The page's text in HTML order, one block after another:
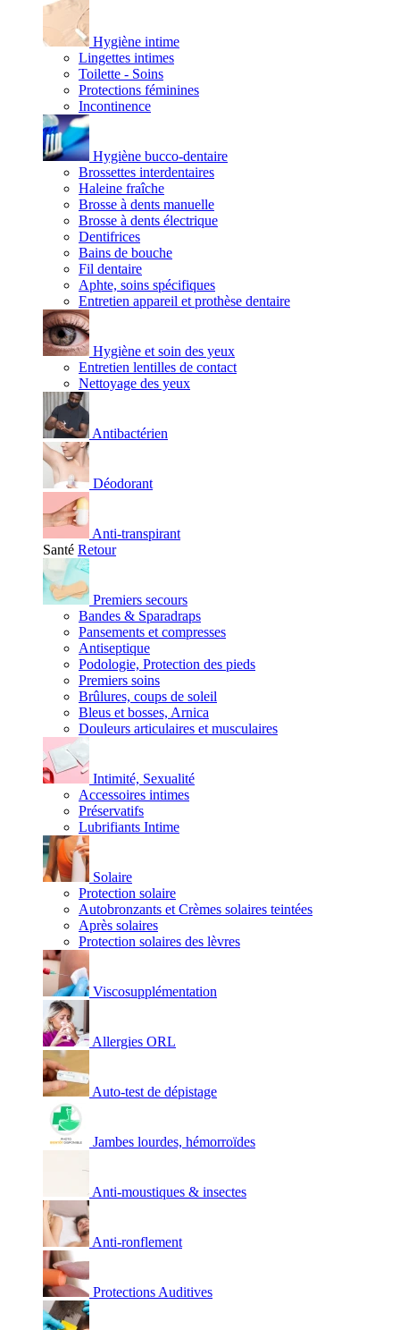
Hygiène intime
Lingettes intimes
Toilette - Soins
Protections féminines
Incontinence
Hygiène bucco-dentaire
Brossettes interdentaires
Haleine fraîche
Brosse à dents manuelle
Brosse à dents électrique
Dentifrices
Bains de bouche
Fil dentaire
Aphte, soins spécifiques
Entretien appareil et prothèse dentaire
Hygiène et soin des yeux
Entretien lentilles de contact
Nettoyage des yeux
Antibactérien
Déodorant
Anti-transpirant
Santé Retour
Premiers secours
Bandes & Sparadraps
Pansements et compresses
Antiseptique
Podologie, Protection des pieds
Premiers soins
Brûlures, coups de soleil
Bleus et bosses, Arnica
Douleurs articulaires et musculaires
Intimité, Sexualité
Accessoires intimes
Préservatifs
Lubrifiants Intime
Solaire
Protection solaire
Autobronzants et Crèmes solaires teintées
Après solaires
Protection solaires des lèvres
Viscosupplémentation
Allergies ORL
Auto-test de dépistage
Jambes lourdes, hémorroïdes
Anti-moustiques & insectes
Anti-ronflement
Protections Auditives